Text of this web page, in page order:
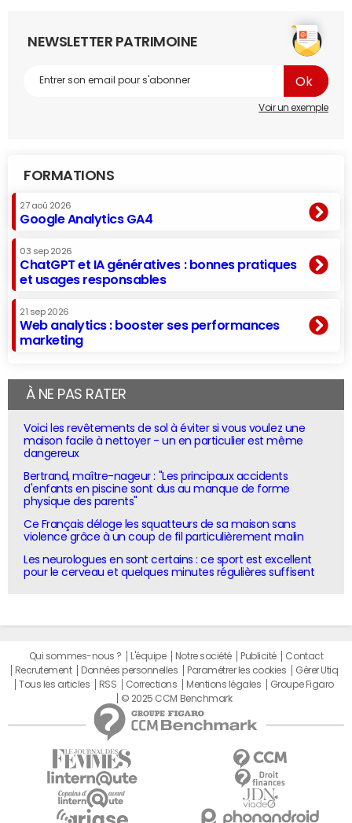
NEWSLETTER PATRIMOINE
Voir un exemple
FORMATIONS
27 aoû 2026
Google Analytics GA4
03 sep 2026
ChatGPT et IA génératives : bonnes pratiques
et usages responsables
21 sep 2026
Web analytics : booster ses performances
marketing
À NE PAS RATER
Voici les revêtements de sol à éviter si vous voulez une
maison facile à nettoyer - un en particulier est même
dangereux
Bertrand, maître-nageur : "Les principaux accidents
d'enfants en piscine sont dus au manque de forme
physique des parents"
Ce Français déloge les squatteurs de sa maison sans
violence grâce à un coup de fil particulièrement malin
Les neurologues en sont certains : ce sport est excellent
pour le cerveau et quelques minutes régulières suffisent
Qui sommes-nous ? L'équipe Notre société Publicité
Contact
Recrutement
Données personnelles Paramétrer les cookies
Gérer Utiq
Tous les articles
RSS Corrections Mentions légales
Groupe Figaro
© 2025 CCM Benchmark